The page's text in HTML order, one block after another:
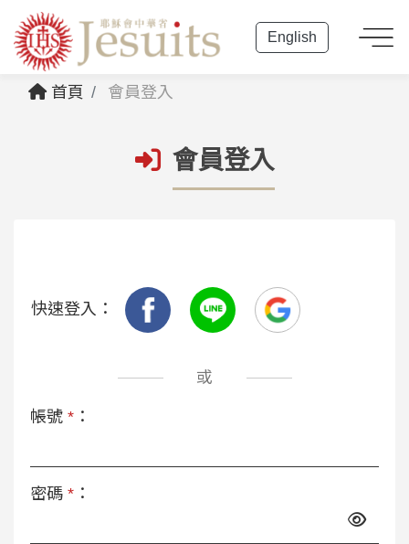
English
首頁 會員登入
會員登入
快速登入：
或
帳號 * ：
密碼 * ：